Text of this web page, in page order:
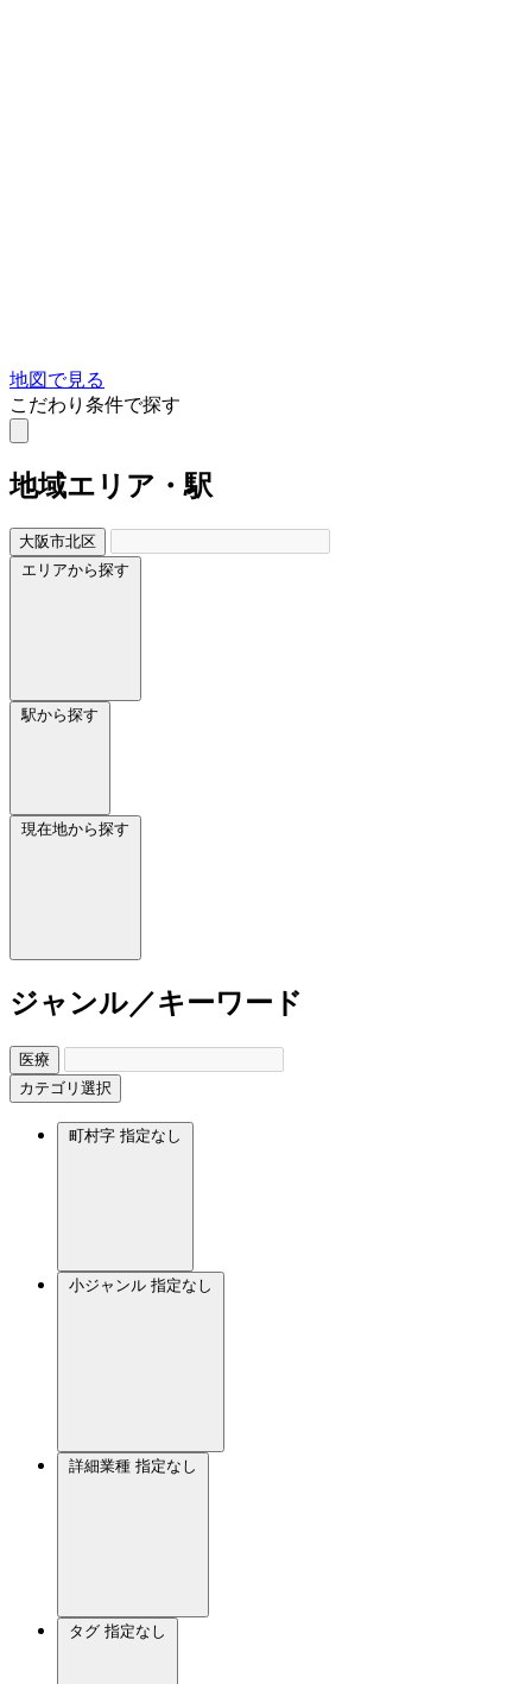
地図で見る
こだわり条件で探す
地域エリア・駅
大阪市北区
エリアから探す
駅から探す
現在地から探す
ジャンル／キーワード
医療
カテゴリ選択
町村字 指定なし
小ジャンル 指定なし
詳細業種 指定なし
タグ 指定なし